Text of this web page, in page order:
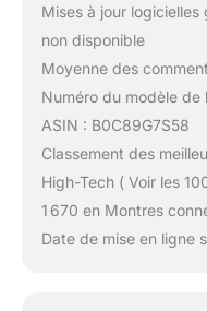
Mises à jour logicielles
non disponible
Moyenne des
Numéro du modèle de
ASIN : B0C89G7S58
Classement des
High-Tech ( Voir les
1 670 en Montres
Date de mise en ligne